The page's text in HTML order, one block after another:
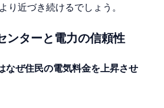
り近づき続けるでしょう。
ンターと電力の信頼性
なぜ住民の電気料金を上昇させ